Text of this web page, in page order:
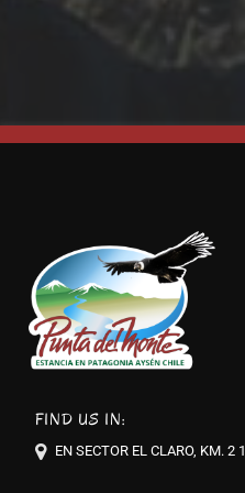
FIND US IN:
EN SECTOR EL CLARO, KM. 2